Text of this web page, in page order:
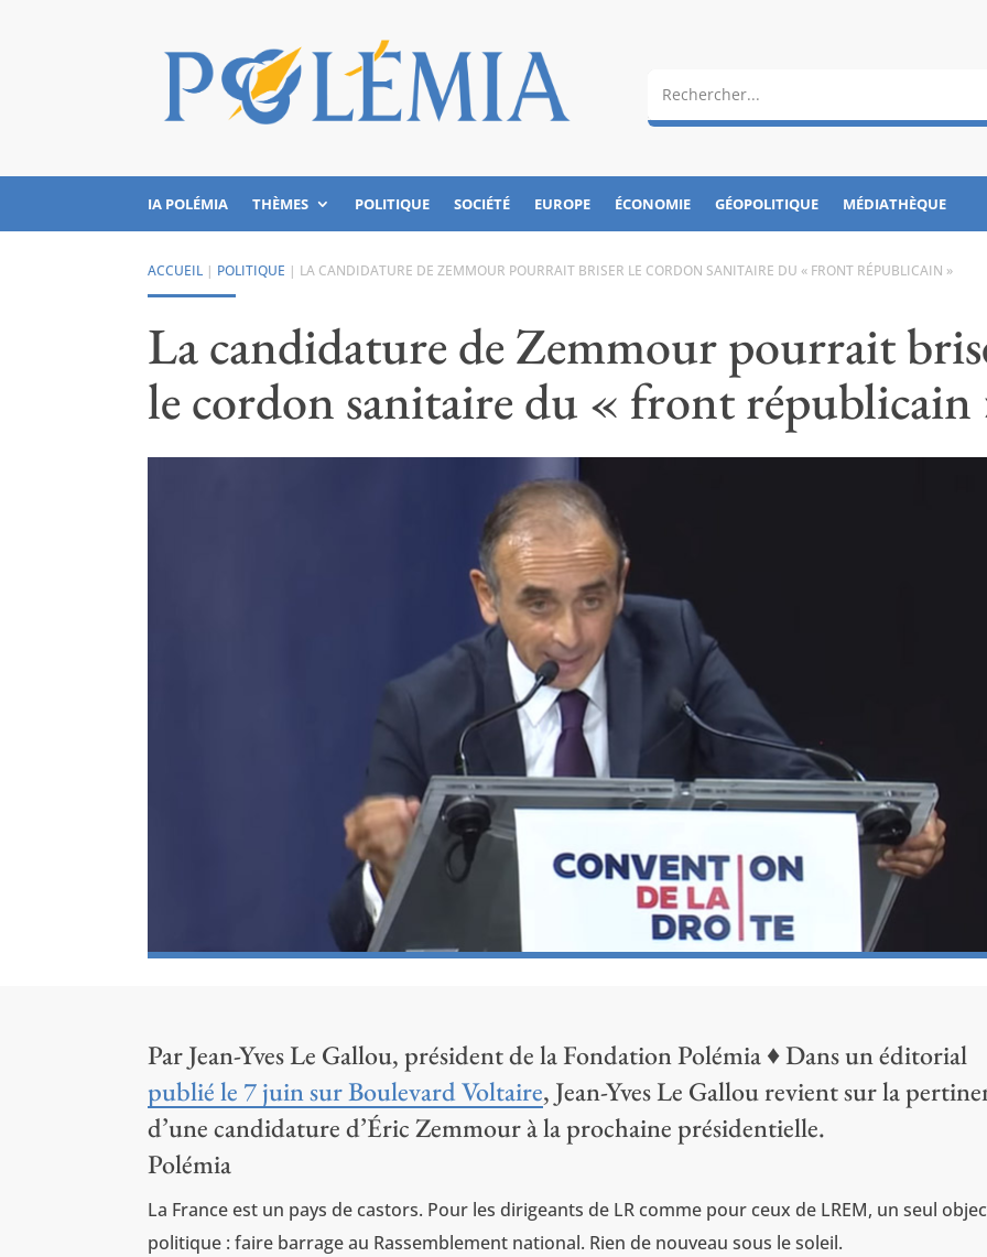
IA POLÉMIA THÈMES POLITIQUE SOCIÉTÉ EUROPE ÉCONOMIE GÉOPOLITIQUE MÉDIATHÈQUE
ACCUEIL | POLITIQUE | LA CANDIDATURE DE ZEMMOUR POURRAIT BRISER LE CORDON SANITAIRE DU « FRONT RÉPUBLICAIN »
La candidature de Zemmour pourrait
le cordon sanitaire du « front républicain
Par Jean-Yves Le Gallou, président de la Fondation Polémia ♦ Dans un éditorial
publié le 7 juin sur Boulevard Voltaire, Jean-Yves Le Gallou revient sur la
d’une candidature d’Éric Zemmour à la prochaine présidentielle.
Polémia
La France est un pays de castors. Pour les dirigeants de LR comme pour ceux de LREM, un seul
politique : faire barrage au Rassemblement national. Rien de nouveau sous le soleil.